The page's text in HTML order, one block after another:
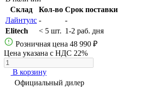
Склад
Кол-во Срок поставки
Лайнтулс -
-
Elitech
< 5 шт. 1-2 раб. дня
Розничная цена 48 990 ₽
Цена указана с НДС 22%
В корзину
Официальный дилер